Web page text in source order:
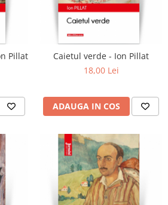
Pillat
Caietul verde - Ion Pillat
18,00 Lei
ADAUGA IN COS